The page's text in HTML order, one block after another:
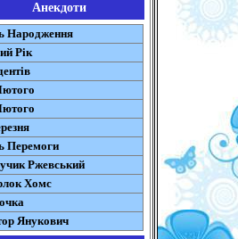
Анекдоти
Народження
Рік
Перемоги
Ржевський
Хомс
Янукович